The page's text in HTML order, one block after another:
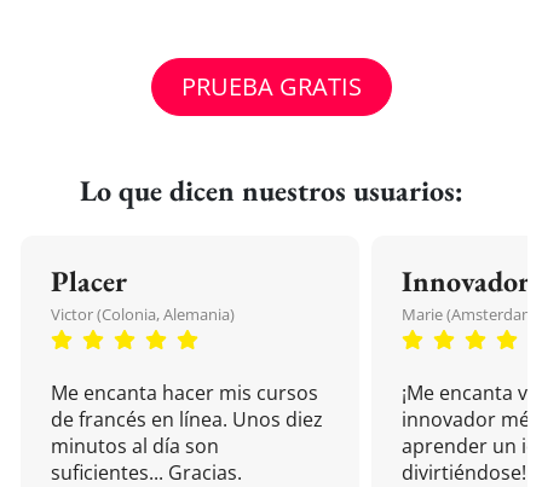
PRUEBA GRATIS
Lo que dicen nuestros usuarios:
Placer
Victor (Colonia, Alemania)
Me encanta hacer mis cursos
de francés en línea. Unos diez
minutos al día son
suficientes... Gracias.
Innovador
Marie (Amsterdam,
¡Me encanta
innovador
aprender un
divirtiéndose!